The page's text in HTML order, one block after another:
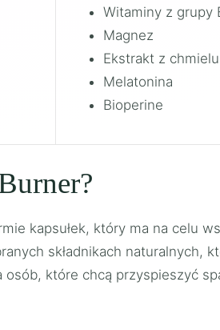
Witaminy z grupy
Magnez
Ekstrakt z chmielu
Melatonina
Bioperine
kapsułek, który ma na celu
składnikach naturalnych,
które chcą przyspieszyć